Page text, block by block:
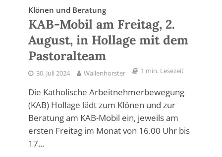
Klönen und Beratung
KAB-Mobil am Freitag, 2.
August, in Hollage mit dem
Pastoralteam
30. Juli 2024 Wallenhorster 1 min. Lesezeit
Die Katholische Arbeitnehmerbewegung
(KAB) Hollage lädt zum Klönen und zur
Beratung am KAB-Mobil ein, jeweils am
ersten Freitag im Monat von 16.00 Uhr bis
17...